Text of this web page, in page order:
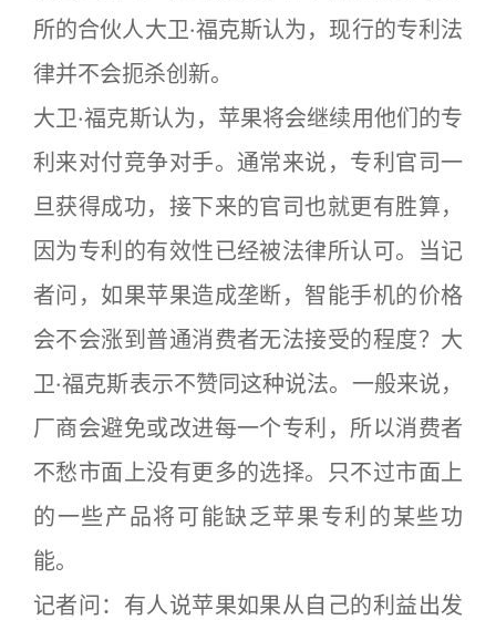
所的合伙人大卫·福克斯认为，现行的专利法
律并不会扼杀创新。
大卫·福克斯认为，苹果将会继续用他们的专
利来对付竞争对手。通常来说，专利官司一
旦获得成功，接下来的官司也就更有胜算，
因为专利的有效性已经被法律所认可。当记
者问，如果苹果造成垄断，智能手机的价格
会不会涨到普通消费者无法接受的程度？大
卫·福克斯表示不赞同这种说法。一般来说，
厂商会避免或改进每一个专利，所以消费者
不愁市面上没有更多的选择。只不过市面上
的一些产品将可能缺乏苹果专利的某些功
能。
记者问：有人说苹果如果从自己的利益出发